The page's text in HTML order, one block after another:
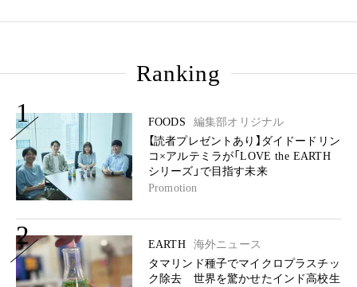
Ranking
1 FOODS
編集部オリジナル
【読者プレゼントあり】ダイドードリン
コ×アルテミラが「LOVE the EARTH
シリーズ」で目指す未来
Promotion
2 EARTH
海外ニュース
タマリンド種子でマイクロプラスチッ
ク除去 世界を驚かせたインド高校生